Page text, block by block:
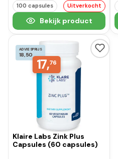
100 capsules Uitverkocht
Bekijk product
ADVIESPRIJS
18,50
17,76
Klaire Labs Zink Plus
Capsules (60 capsules)